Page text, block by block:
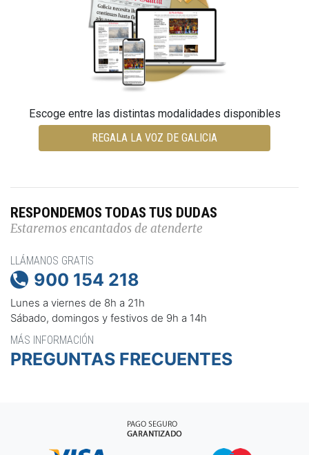
Escoge entre las distintas modalidades disponibles
REGALA LA VOZ DE GALICIA
RESPONDEMOS TODAS TUS DUDAS
Estaremos encantados de atenderte
LLÁMANOS GRATIS
 900 154 218
Lunes a viernes de 8h a 21h
Sábado, domingos y festivos de 9h a 14h
MÁS INFORMACIÓN
PREGUNTAS FRECUENTES